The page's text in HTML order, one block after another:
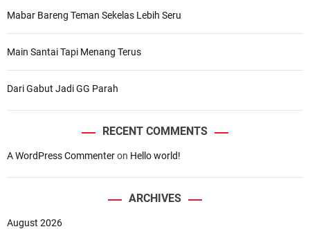
Mabar Bareng Teman Sekelas Lebih Seru
Main Santai Tapi Menang Terus
Dari Gabut Jadi GG Parah
RECENT COMMENTS
A WordPress Commenteron Hello world!
ARCHIVES
August 2026